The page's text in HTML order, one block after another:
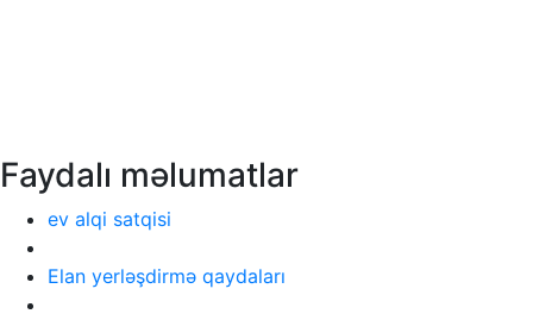
Faydalı məlumatlar
ev alqi satqisi
Elan yerləşdirmə qaydaları